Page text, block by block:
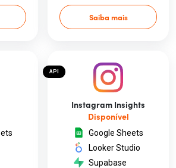
Saiba mais
API
Instagram Insights
Disponível
Google Sheets
Looker Studio
Supabase